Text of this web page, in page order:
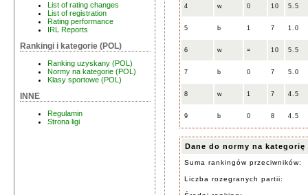
List of rating changes
List of registration
Rating performance
IRL Reports
Rankingi i kategorie (POL)
Ranking uzyskany (POL)
Normy na kategorie (POL)
Klasy sportowe (POL)
INNE
Regulamin
Strona ligi
4 w 0 10 5.5
5 b 1 7 1.0
6 w = 10 5.5
7 b 0 7 5.0
8 w 1 7 4.5
9 b 0 8 4.5
Dane do normy na kategorię
Suma rankingów przeciwników:
Liczba rozegranych partii: